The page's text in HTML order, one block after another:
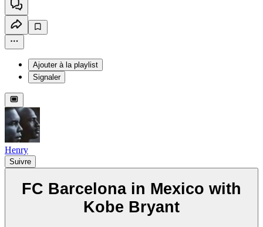
Ajouter à la playlist
Signaler
Henry
Suivre
FC Barcelona in Mexico with
Kobe Bryant